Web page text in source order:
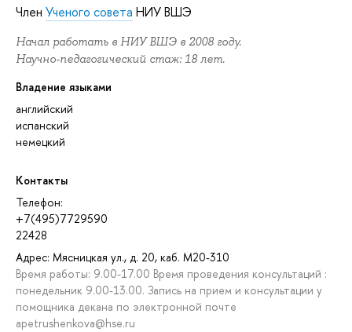
Член Ученого совета НИУ ВШЭ
Начал работать в НИУ ВШЭ в 2008 году.
Научно-педагогический стаж: 18 лет.
Владение языками
английский
испанский
немецкий
Контакты
Телефон:
+7(495)7729590
22428
Адрес: Мясницкая ул., д. 20, каб. М20-310
Время работы: 9.00-17.00 Время проведения консультаций :
понедельник 9.00-13.00. Запись на прием и консультации у
помощника декана по электронной почте
apetrushenkova@hse.ru